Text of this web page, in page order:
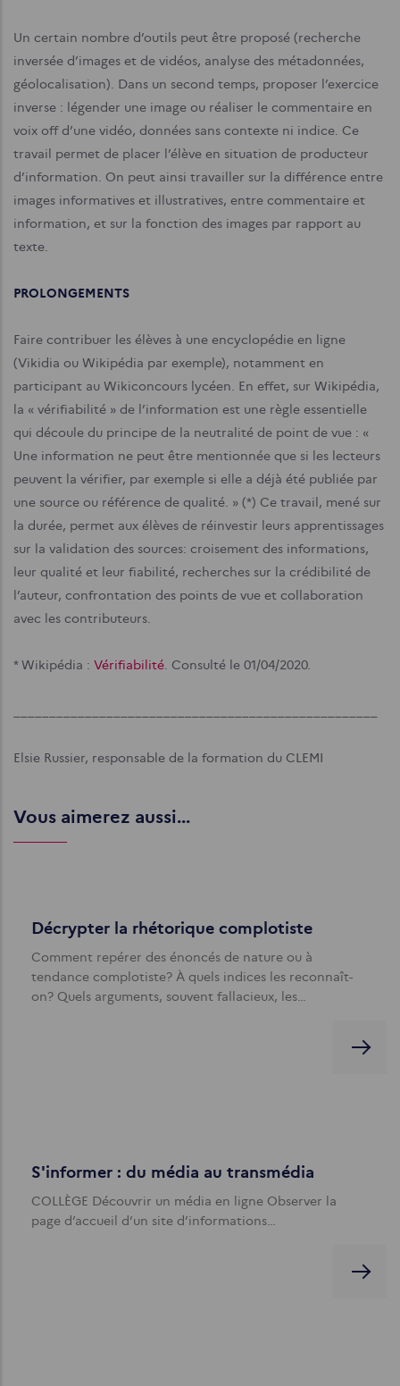
Un certain nombre d’outils peut être proposé (recherche
inversée d’images et de vidéos, analyse des métadonnées,
géolocalisation). Dans un second temps, proposer l’exercice
inverse : légender une image ou réaliser le commentaire en
voix off d’une vidéo, données sans contexte ni indice. Ce
travail permet de placer l’élève en situation de producteur
d’information. On peut ainsi travailler sur la différence entre
images informatives et illustratives, entre commentaire et
information, et sur la fonction des images par rapport au
texte.
PROLONGEMENTS
Faire contribuer les élèves à une encyclopédie en ligne
(Vikidia ou Wikipédia par exemple), notamment en
participant au Wikiconcours lycéen. En effet, sur Wikipédia,
la « vérifiabilité » de l’information est une règle essentielle
qui découle du principe de la neutralité de point de vue : «
Une information ne peut être mentionnée que si les lecteurs
peuvent la vérifier, par exemple si elle a déjà été publiée par
une source ou référence de qualité. » (*) Ce travail, mené sur
la durée, permet aux élèves de réinvestir leurs apprentissages
sur la validation des sources: croisement des informations,
leur qualité et leur fiabilité, recherches sur la crédibilité de
l’auteur, confrontation des points de vue et collaboration
avec les contributeurs.
* Wikipédia : Vérifiabilité. Consulté le 01/04/2020.
Elsie Russier, responsable de la formation du CLEMI
Vous aimerez aussi...
Décrypter la rhétorique complotiste
Comment repérer des énoncés de nature ou à
tendance complotiste? À quels indices les reconnaît-
on? Quels arguments, souvent fallacieux, les…
S'informer : du média au transmédia
COLLÈGE Découvrir un média en ligne Observer la
page d’accueil d’un site d’informations…